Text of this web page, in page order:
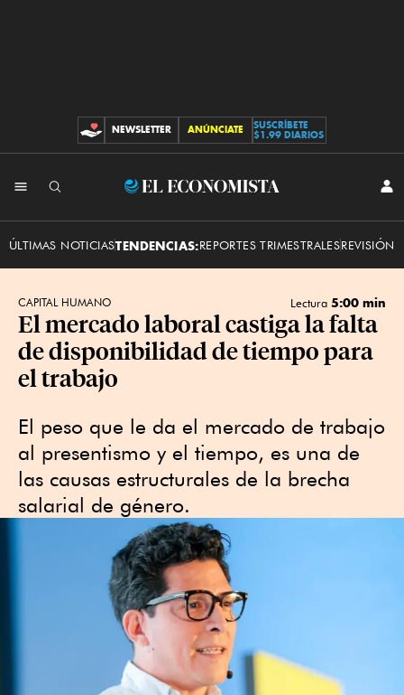
CONTRIBUCIONES
NEWSLETTER ANÚNCIATE
SUSCRÍBETE
$1.99 DIARIOS
El
ÚLTIMAS NOTICIASTENDENCIAS:REPORTES TRIMESTRALESREVISIÓN
CAPITAL HUMANO Lectura 5:00 min
El mercado laboral castiga la falta
de disponibilidad de tiempo para
el trabajo
El peso que le da el mercado de trabajo
al presentismo y el tiempo, es una de
las causas estructurales de la brecha
salarial de género.